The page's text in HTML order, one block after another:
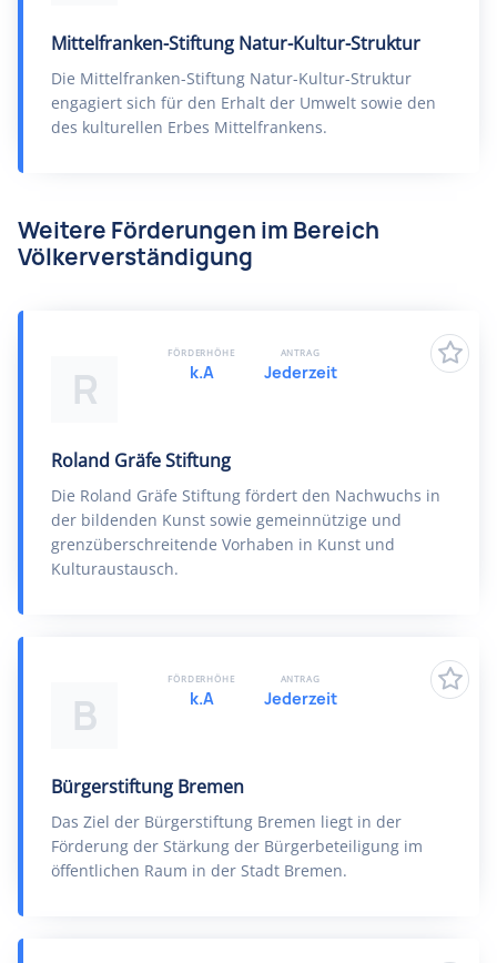
Mittelfranken-Stiftung Natur-Kultur-Struktur
Die Mittelfranken-Stiftung Natur-Kultur-Struktur
engagiert sich für den Erhalt der Umwelt sowie den
des kulturellen Erbes Mittelfrankens.
Weitere Förderungen im Bereich
Völkerverständigung
R
Roland Gräfe Stiftung
Die Roland Gräfe Stiftung fördert den Nachwuchs in
der bildenden Kunst sowie gemeinnützige und
grenzüberschreitende Vorhaben in Kunst und
Kulturaustausch.
FÖRDERHÖHE
k.A
ANTRAG
Jederzeit
B
Bürgerstiftung Bremen
Das Ziel der Bürgerstiftung Bremen liegt in der
Förderung der Stärkung der Bürgerbeteiligung im
öffentlichen Raum in der Stadt Bremen.
FÖRDERHÖHE
k.A
ANTRAG
Jederzeit